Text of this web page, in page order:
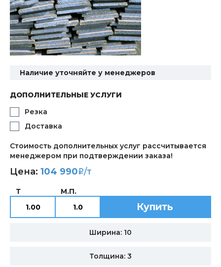
Наличие уточняйте у менеджеров
ДОПОЛНИТЕЛЬНЫЕ УСЛУГИ
Резка
Доставка
Стоимость дополнительных услуг рассчитывается
менеджером при подтверждении заказа!
Цена: 104 990i/т
Т М.П.
Купить
Ширина: 10
Толщина: 3